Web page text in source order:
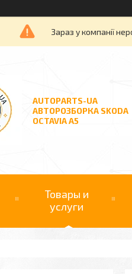
Зараз у компанії
AUTOPARTS-UA
АВТОРОЗБОРКА SKODA
OCTAVIA A5
Товары и
услуги